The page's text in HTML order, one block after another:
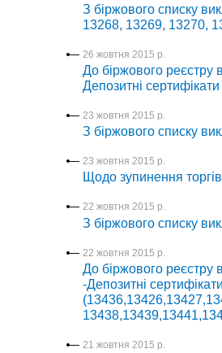
З біржового списку
13268, 13269, 13270,
26 жовтня 2015 р.
До біржового реєстру
Депозитні
23 жовтня 2015 р.
З біржового списку
23 жовтня 2015 р.
Щодо зупинення
22 жовтня 2015 р.
З біржового списку
22 жовтня 2015 р.
До біржового реєстру
-Депозитні
21 жовтня 2015 р.